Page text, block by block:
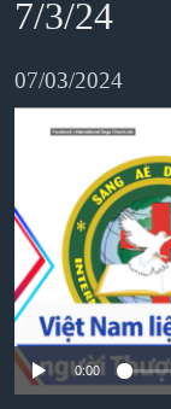
hướng
chính
Đi
MỤC
TỰ DO BÁO CHÍ
VẠCH TRẦN
NGƯỜI VIỆT
ĐỜI SỐNG
KINH TẾ
KHOA HỌC
SỨC KHOẺ
VĂN HOÁ
CHUYÊN ĐỀ
CHIẾN TRANH
HÀNH TRÌNH
MỘT NĂM
GIẢI MÃ
NGÀY TỊ NẠN
TRỊNH VĨNH
HỌC TIẾNG ANH
NGHE
MẠNG XÃ HỘI
Ngôn ngữ
7/3/24
07/03/2024
No
0:00